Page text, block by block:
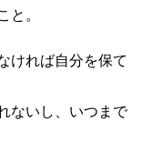
と。
ければ自分を保て
ないし、いつまで